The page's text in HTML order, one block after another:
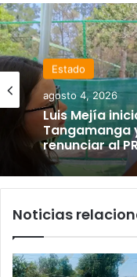
Estado
agosto 4, 2026
Luis Mejía
Tangamanga
renunciar al
Noticias